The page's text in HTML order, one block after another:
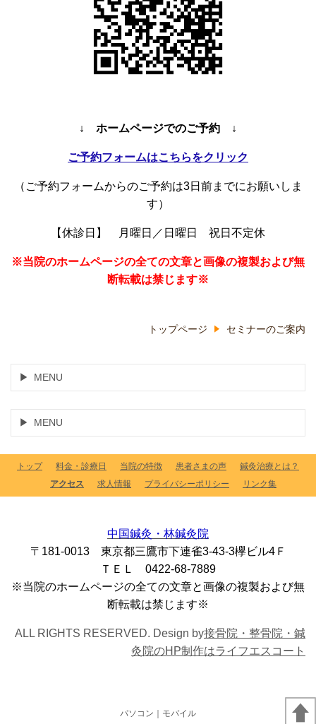
↓ ホームページでのご予約 ↓
ご予約フォームはこちらをクリック
（ご予約フォームからのご予約は3日前までにお願いしま
す）
【休診日】 月曜日／日曜日 祝日不定休
※当院のホームページの全ての文章と画像の複製および無
断転載は禁じます※
トップページ セミナーのご案内
MENU
MENU
トップ 料金・診療日 当院の特徴 患者さまの声
鍼灸治療とは？
アクセス
求人情報 プライバシーポリシー リンク集
中国鍼灸・林鍼灸院
〒181-0013 東京都三鷹市下連雀3-43-3欅ビル4Ｆ
ＴＥＬ 0422-68-7889
※当院のホームページの全ての文章と画像の複製および無
断転載は禁じます※
ALL RIGHTS RESERVED. Design by接骨院・整骨院・鍼
灸院のHP制作はライフエスコート
パソコン ｜モバイル